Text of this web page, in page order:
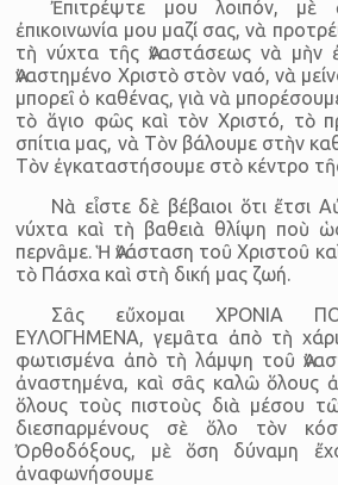
Ἐπιτρέψτε μου λοιπόν,
ἐπικοινωνία μου μαζί σας, νὰ
τὴ νύχτα τῆς Ἀναστάσεως νὰ μὴν
Ἀναστημένο Χριστὸ στὸν ναό, νὰ
μπορεῖ ὁ καθένας, γιὰ νὰ
τὸ ἅγιο φῶς καὶ τὸν Χριστό, τὸ
σπίτια μας, νὰ Τὸν βάλουμε στὴν
Τὸν ἐγκαταστήσουμε στὸ κέντρο
Νὰ εἶστε δὲ βέβαιοι ὅτι ἔτσι
νύχτα καὶ τὴ βαθειὰ θλίψη ποὺ
περνᾶμε. Ἡ Ἀνάσταση τοῦ Χριστοῦ
τὸ Πάσχα καὶ στὴ δική μας ζωή.
Σᾶς εὔχομαι ΧΡΟΝΙΑ
ΕΥΛΟΓΗΜΕΝΑ, γεμᾶτα ἀπὸ τὴ
φωτισμένα ἀπὸ τὴ λάμψη τοῦ
ἀναστημένα, καὶ σᾶς καλῶ ὅλους
ὅλους τοὺς πιστοὺς διὰ μέσου
διεσπαρμένους σὲ ὅλο τὸν
Ὀρθοδόξους, μὲ ὅση δύναμη
ἀναφωνήσουμε